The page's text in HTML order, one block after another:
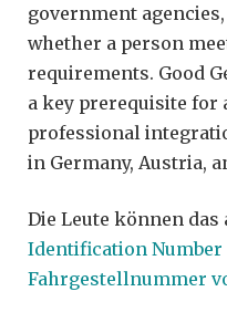
government
whether a person
requirements. Good
a key prerequisite for
professional
in Germany, Austria,
Die Leute können das
Identification Number
Fahrgestellnummer